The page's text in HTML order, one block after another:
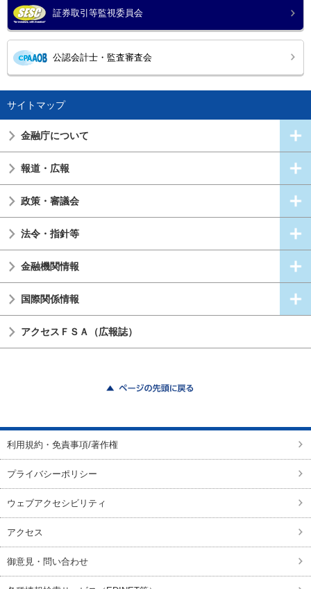
証券取引等監視委員会
公認会計士・監査審査会
サイトマップ
金融庁について
報道・広報
政策・審議会
法令・指針等
金融機関情報
国際関係情報
アクセスＦＳＡ（広報誌）
利用規約・免責事項/著作権
プライバシーポリシー
ウェブアクセシビリティ
アクセス
御意見・問い合わせ